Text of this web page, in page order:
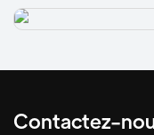
Contactez-